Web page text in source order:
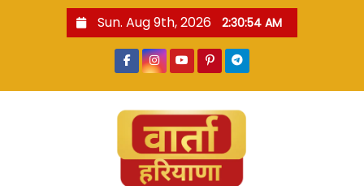
Sun. Aug 9th, 2026 2:30:55 AM